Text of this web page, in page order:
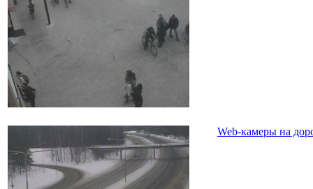
Web-камеры на